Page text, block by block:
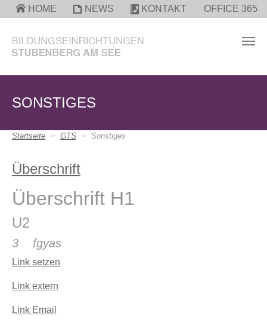
Zum Hauptinhalt springen
HOME NEWS KONTAKT OFFICE 365
SONSTIGES
Sie sind hier:
Startseite GTS Sonstiges
Überschrift
Überschrift H1
U2
3 fgyas
Link setzen
Link extern
Link Email